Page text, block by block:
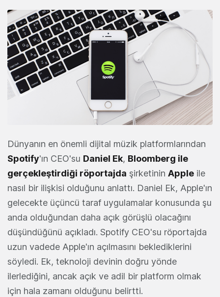
Dünyanın en önemli dijital müzik platformlarından
Spotify'ın CEO'su Daniel Ek, Bloomberg ile
gerçekleştirdiği röportajda şirketinin Apple ile
nasıl bir ilişkisi olduğunu anlattı. Daniel Ek, Apple'ın
gelecekte üçüncü taraf uygulamalar konusunda şu
anda olduğundan daha açık görüşlü olacağını
düşündüğünü açıkladı. Spotify CEO'su röportajda
uzun vadede Apple'ın açılmasını beklediklerini
söyledi. Ek, teknoloji devinin doğru yönde
ilerlediğini, ancak açık ve adil bir platform olmak
için hala zamanı olduğunu belirtti.